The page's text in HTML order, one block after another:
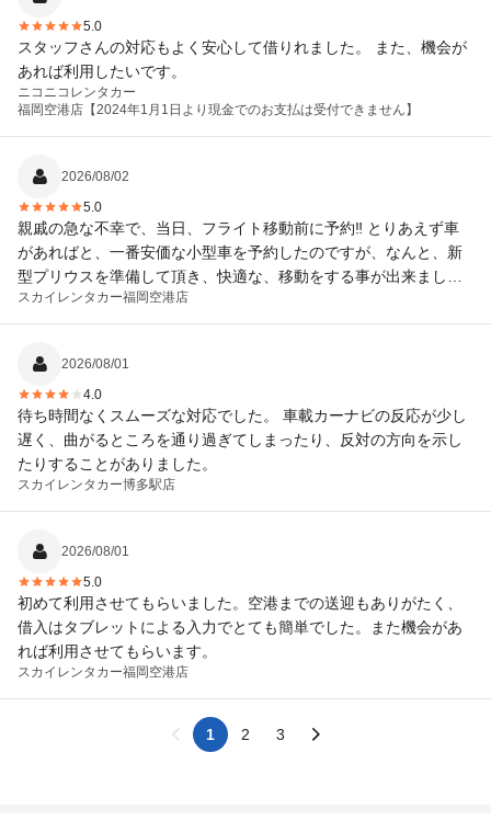
5.0
スタッフさんの対応もよく安心して借りれました。 また、機会が
あれば利用したいです。
ニコニコレンタカー
福岡空港店【2024年1月1日より現金でのお支払は受付できません】
2026/08/02
5.0
親戚の急な不幸で、当日、フライト移動前に予約‼️ とりあえず車
があればと、一番安価な小型車を予約したのですが、なんと、新
型プリウスを準備して頂き、快適な、移動をする事が出来まし
た。 ありがとうございました。
スカイレンタカー福岡空港店
2026/08/01
4.0
待ち時間なくスムーズな対応でした。 車載カーナビの反応が少し
遅く、曲がるところを通り過ぎてしまったり、反対の方向を示し
たりすることがありました。
スカイレンタカー博多駅店
2026/08/01
5.0
初めて利用させてもらいました。空港までの送迎もありがたく、
借入はタブレットによる入力でとても簡単でした。また機会があ
れば利用させてもらいます。
スカイレンタカー福岡空港店
1 2 3